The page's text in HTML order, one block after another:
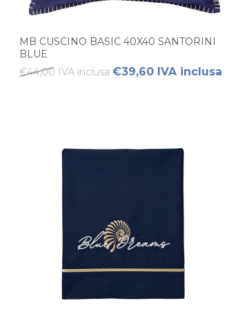
MB CUSCINO BASIC 40X40 SANTORINI
BLUE
€44,00 IVA inclusa €39,60 IVA inclusa